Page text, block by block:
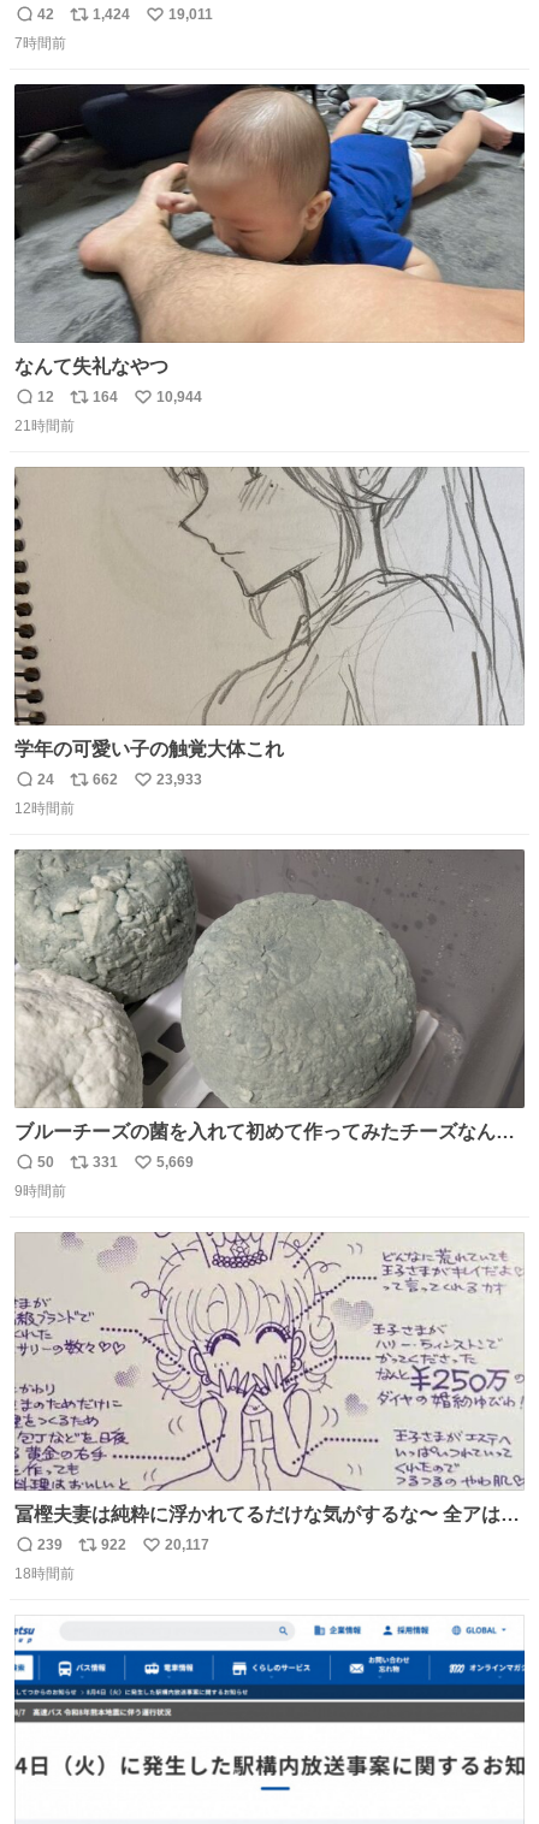
#西川貴教
返
信
42
リ
ト
数
1,424
い
19,011
7時間前
なんて失礼なやつ
返
信
12
リ
ポ
164
い
10,944
21時間前
学年の可愛い子の触覚大体これ
返
信
24
リ
ポ
ト
数
662
い
数
23,933
12時間前
ブルーチーズの菌を入れて初めて作ってみたチーズなんだ
けど 本能でちょっとヤバいと思っちゃう見た目だな
返
信
50
リ
ト
331
い
数
5,669
9時間前
冨樫夫妻は純粋に浮かれてるだけな気がするな〜 全アはこ
こに自分の市場価値的なものを上乗せするので、 すっぴん
＆寝起きのボサボサ頭でも「今日も可愛いね」が止まらな
156cm40kg、年中日焼け止めとお友達の私より綺麗な手や
めてもろて とか言う
返
信
239
リ
数
922
い
20,117
18時間前